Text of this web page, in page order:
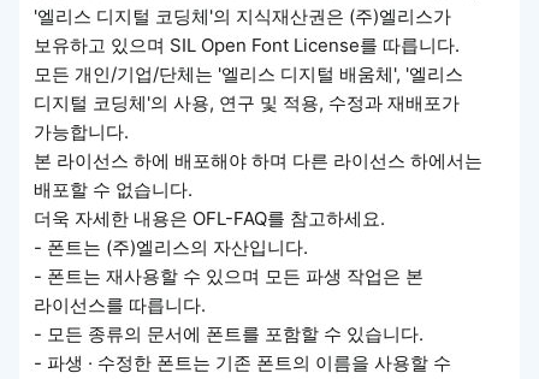
'엘리스 디지털 코딩체'의 지식재산권은 (주)엘리스가
보유하고 있으며 SIL Open Font License를 따릅니다.
모든 개인/기업/단체는 '엘리스 디지털 배움체', '엘리스
디지털 코딩체'의 사용, 연구 및 적용, 수정과 재배포가
가능합니다.
본 라이선스 하에 배포해야 하며 다른 라이선스 하에서는
배포할 수 없습니다.
더욱 자세한 내용은 OFL-FAQ를 참고하세요.
- 폰트는 (주)엘리스의 자산입니다.
- 폰트는 재사용할 수 있으며 모든 파생 작업은 본
라이선스를 따릅니다.
- 모든 종류의 문서에 폰트를 포함할 수 있습니다.
- 파생 · 수정한 폰트는 기존 폰트의 이름을 사용할 수